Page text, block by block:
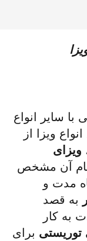
سایر انواع
ویزا از
ویزای
آن مشخص
مدت و
به قصد
به کار
توریستی برای